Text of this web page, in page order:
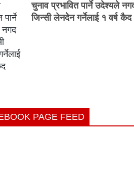
चुनाव प्रभावित पार्ने उदेश्यले
जिन्सी लेनदेन गर्नेलाई १ वर्ष कैद
PAGE FEED